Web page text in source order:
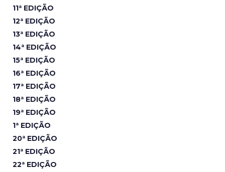
11ª EDIÇÃO
12ª EDIÇÃO
13ª EDIÇÃO
14ª EDIÇÃO
15ª EDIÇÃO
16ª EDIÇÃO
17ª EDIÇÃO
18ª EDIÇÃO
19ª EDIÇÃO
1ª EDIÇÃO
20ª EDIÇÃO
21ª EDIÇÃO
22ª EDIÇÃO